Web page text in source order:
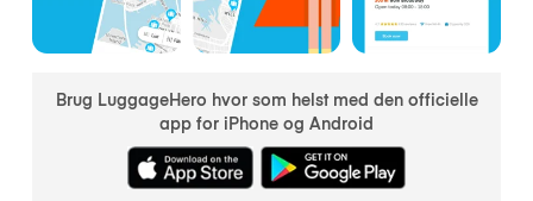
Brug LuggageHero hvor som helst med den officielle
app for iPhone og Android